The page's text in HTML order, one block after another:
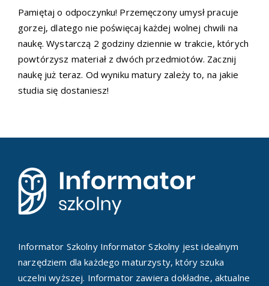
Pamiętaj o odpoczynku! Przemęczony umysł pracuje
gorzej, dlatego nie poświęcaj każdej wolnej chwili na
naukę. Wystarczą 2 godziny dziennie w trakcie, których
powtórzysz materiał z dwóch przedmiotów. Zacznij
naukę już teraz. Od wyniku matury zależy to, na jakie
studia się dostaniesz!
Informator Szkolny Informator Szkolny jest idealnym
narzędziem dla każdego maturzysty, który szuka
uczelni wyższej. Informator zawiera dokładne, aktualne